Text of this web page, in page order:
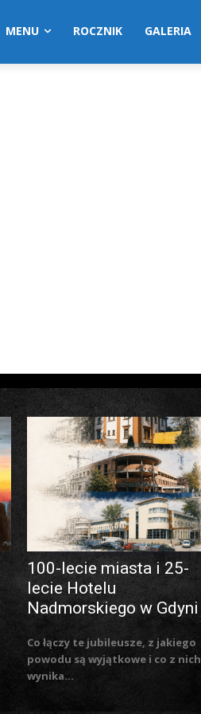
MENU ROCZNIK GALERIA
100-lecie miasta i 25-
lecie Hotelu
Nadmorskiego w Gdyni
Co łączy te jubileusze, z jakiego
powodu są wyjątkowe i co z nich
wynika...